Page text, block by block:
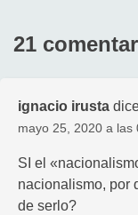
entradas
21
ignacio irusta
mayo 25, 2020 a las
SI el
nacionalismo, por
de serlo?